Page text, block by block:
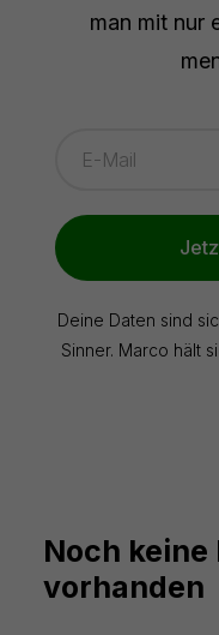
man mit nur
Deine Daten sind
Sinner. Marco hält
Noch keine
vorhanden